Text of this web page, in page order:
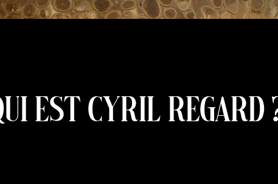
est Cyril Regard